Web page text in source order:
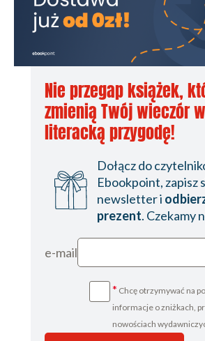
Nie przegap książek,
zmienią Twój wieczór w
literacką przygodę!
Dołącz do
Ebookpoint, zapisz
newsletter i
prezent. Czekamy
e-mail
* Chcę otrzymywać na
informacje o zniżkach,
nowościach